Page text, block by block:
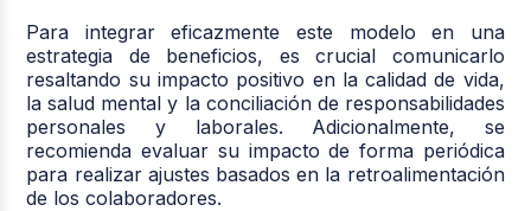
Para integrar eficazmente este modelo en una
estrategia de beneficios, es crucial comunicarlo
resaltando su impacto positivo en la calidad de vida,
la salud mental y la conciliación de responsabilidades
personales y laborales. Adicionalmente, se
recomienda evaluar su impacto de forma periódica
para realizar ajustes basados en la retroalimentación
de los colaboradores.